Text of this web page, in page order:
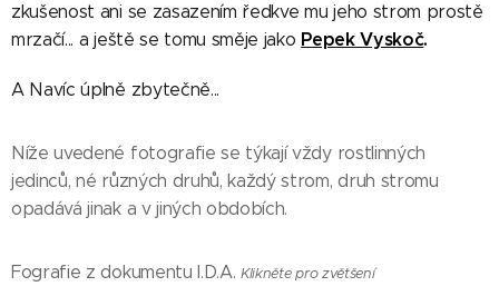
zkušenost ani se zasazením ředkve mu jeho strom prostě
mrzačí... a ještě se tomu směje jako Pepek Vyskoč.
A Navíc úplně zbytečně...
Níže uvedené fotografie se týkají vždy rostlinných
jedinců, né různých druhů, každý strom, druh stromu
opadává jinak a v jiných obdobích.
Fografie z dokumentu I.D.A.Klikněte pro zvětšení